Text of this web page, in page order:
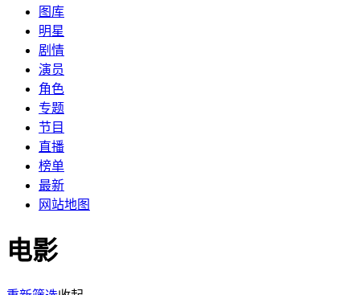
图库
明星
剧情
演员
角色
专题
节目
直播
榜单
最新
网站地图
电影